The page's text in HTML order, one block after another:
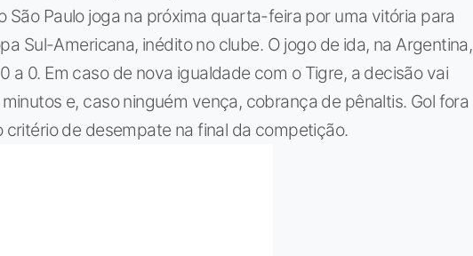
São Paulo joga na próxima quarta-feira por uma vitória para
Sul-Americana, inédito no clube. O jogo de ida, na Argentina,
a 0. Em caso de nova igualdade com o Tigre, a decisão vai
e, caso ninguém vença, cobrança de pênaltis. Gol fora
critério de desempate na final da competição.